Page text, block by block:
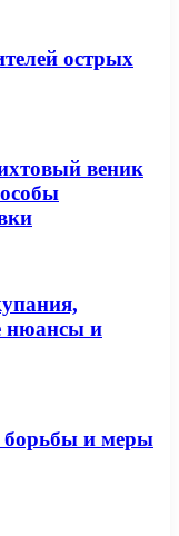
острых
веник
нюансы и
борьбы и меры